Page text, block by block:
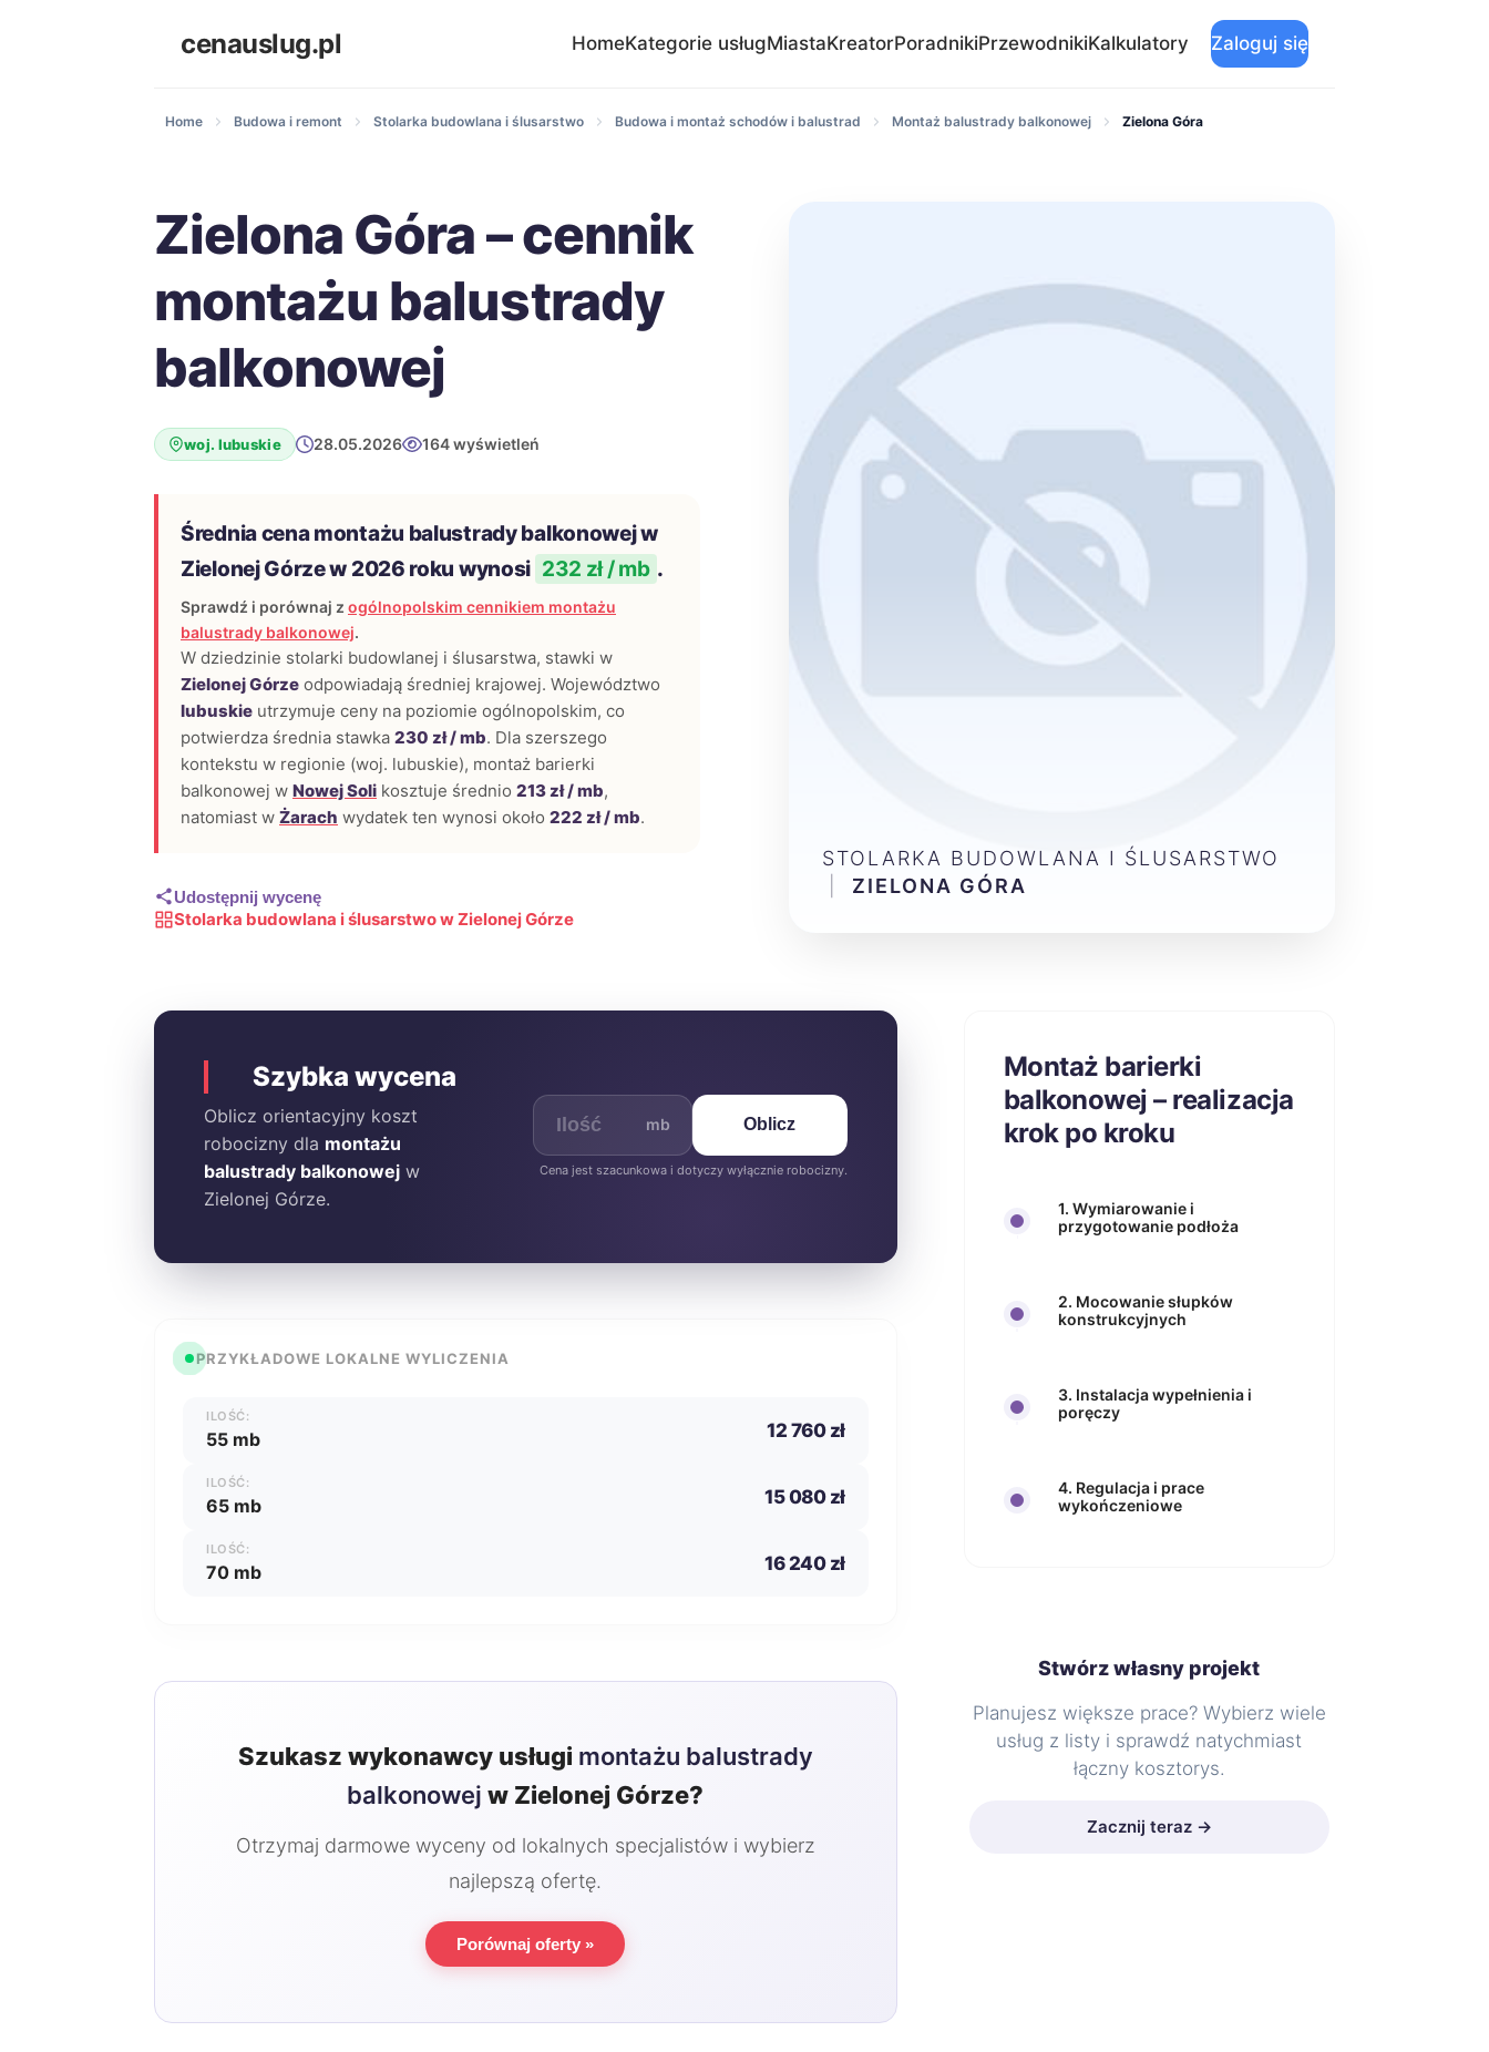
cenauslug.pl HomeKategorie usługMiastaKreatorPoradnikiPrzewodnikiKalkulatory Zaloguj się
Home Budowa i remont Stolarka budowlana i ślusarstwo Budowa i montaż schodów i balustrad Montaż balustrady balkonowej Zielona Góra
Zielona Góra – cennik
montażu balustrady
balkonowej
woj. lubuskie 28.05.2026 164 wyświetleń
Średnia cena montażu balustrady balkonowej w
Zielonej Górze w 2026 roku wynosi 232 zł / mb .
Sprawdź i porównaj z ogólnopolskim cennikiem montażu
balustrady balkonowej.
W dziedzinie stolarki budowlanej i ślusarstwa, stawki w
Zielonej Górze odpowiadają średniej krajowej. Województwo
lubuskie utrzymuje ceny na poziomie ogólnopolskim, co
potwierdza średnia stawka 230 zł / mb. Dla szerszego
kontekstu w regionie (woj. lubuskie), montaż barierki
balkonowej w Nowej Soli kosztuje średnio 213 zł / mb,
natomiast w Żarach wydatek ten wynosi około 222 zł / mb.
Udostępnij wycenę
Stolarka budowlana i ślusarstwo w Zielonej Górze
STOLARKA BUDOWLANA I ŚLUSARSTWO
ZIELONA GÓRA
Szybka wycena
Oblicz orientacyjny koszt
robocizny dla montażu
balustrady balkonowej w
Zielonej Górze.
mb Oblicz
Cena jest szacunkowa i dotyczy wyłącznie robocizny.
PRZYKŁADOWE LOKALNE WYLICZENIA
ILOŚĆ:
55 mb 12 760 zł
ILOŚĆ:
65 mb 15 080 zł
ILOŚĆ:
70 mb 16 240 zł
Szukasz wykonawcy usługi montażu balustrady
balkonowej w Zielonej Górze?
Otrzymaj darmowe wyceny od lokalnych specjalistów i wybierz
najlepszą ofertę.
Porównaj oferty »
Montaż barierki
balkonowej – realizacja
krok po kroku
1. Wymiarowanie i
przygotowanie podłoża
2. Mocowanie słupków
konstrukcyjnych
3. Instalacja wypełnienia i
poręczy
4. Regulacja i prace
wykończeniowe
Stwórz własny projekt
Planujesz większe prace? Wybierz wiele
usług z listy i sprawdź natychmiast
łączny kosztorys.
Zacznij teraz →